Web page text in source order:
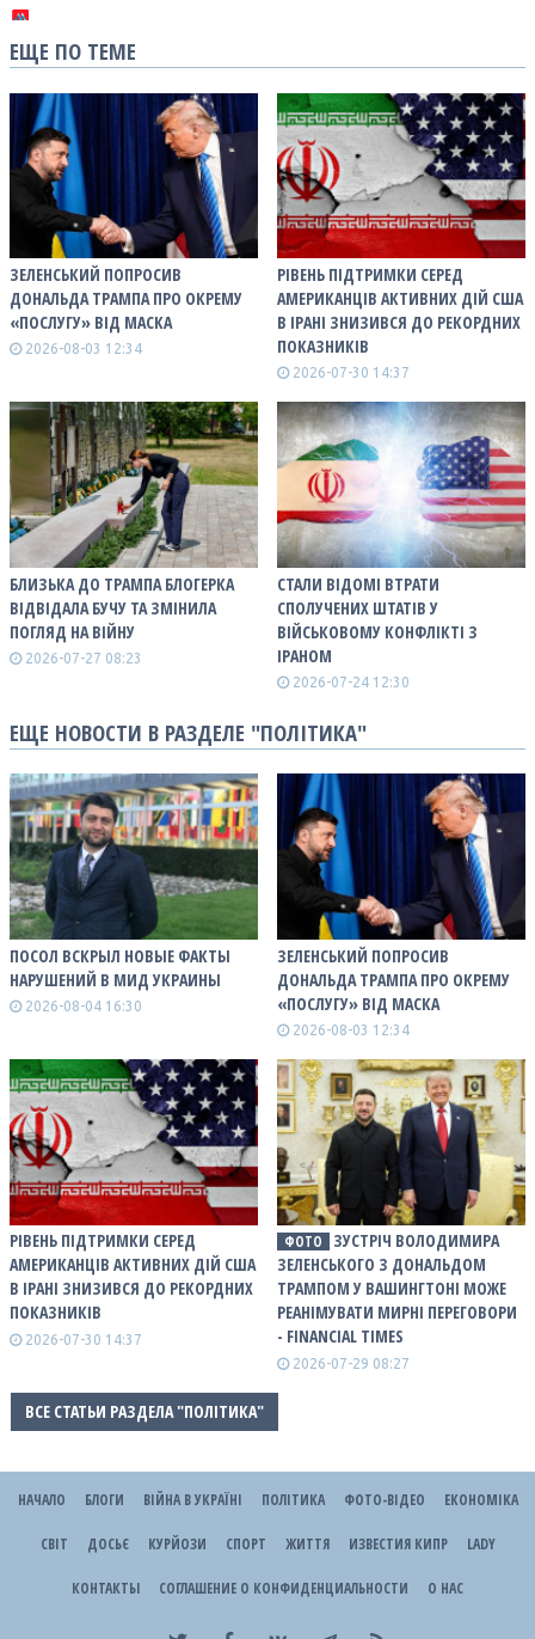
ЕЩЕ ПО ТЕМЕ
ЗЕЛЕНСЬКИЙ ПОПРОСИВ
ДОНАЛЬДА ТРАМПА ПРО ОКРЕМУ
«ПОСЛУГУ» ВІД МАСКА
2026-08-03 12:34
РІВЕНЬ ПІДТРИМКИ СЕРЕД
АМЕРИКАНЦІВ АКТИВНИХ ДІЙ США
В ІРАНІ ЗНИЗИВСЯ ДО РЕКОРДНИХ
ПОКАЗНИКІВ
2026-07-30 14:37
БЛИЗЬКА ДО ТРАМПА БЛОГЕРКА
ВІДВІДАЛА БУЧУ ТА ЗМІНИЛА
ПОГЛЯД НА ВІЙНУ
2026-07-27 08:23
СТАЛИ ВІДОМІ ВТРАТИ
СПОЛУЧЕНИХ ШТАТІВ У
ВІЙСЬКОВОМУ КОНФЛІКТІ З
ІРАНОМ
2026-07-24 12:30
ЕЩЕ НОВОСТИ В РАЗДЕЛЕ "ПОЛІТИКА"
ПОСОЛ ВСКРЫЛ НОВЫЕ ФАКТЫ
НАРУШЕНИЙ В МИД УКРАИНЫ
2026-08-04 16:30
ЗЕЛЕНСЬКИЙ ПОПРОСИВ
ДОНАЛЬДА ТРАМПА ПРО ОКРЕМУ
«ПОСЛУГУ» ВІД МАСКА
2026-08-03 12:34
РІВЕНЬ ПІДТРИМКИ СЕРЕД
АМЕРИКАНЦІВ АКТИВНИХ ДІЙ США
В ІРАНІ ЗНИЗИВСЯ ДО РЕКОРДНИХ
ПОКАЗНИКІВ
2026-07-30 14:37
ФОТО
ЗУСТРІЧ ВОЛОДИМИРА
ЗЕЛЕНСЬКОГО З ДОНАЛЬДОМ
ТРАМПОМ У ВАШИНГТОНІ МОЖЕ
РЕАНІМУВАТИ МИРНІ ПЕРЕГОВОРИ
- FINANCIAL TIMES
2026-07-29 08:27
ВСЕ СТАТЬИ РАЗДЕЛА "ПОЛІТИКА"
НАЧАЛО БЛОГИ ВІЙНА В УКРАЇНІ ПОЛІТИКА ФОТО-ВІДЕО ЕКОНОМІКА
СВІТ ДОСЬЄ КУРЙОЗИ СПОРТ ЖИТТЯ ИЗВЕСТИЯ КИПР LADY
КОНТАКТЫ СОГЛАШЕНИЕ О КОНФИДЕНЦИАЛЬНОСТИ О НАС